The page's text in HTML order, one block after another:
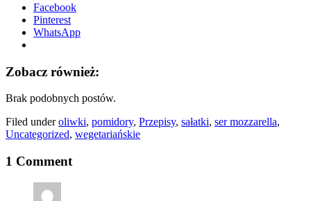
Facebook
Pinterest
WhatsApp
Zobacz również:
Brak podobnych postów.
Filed underoliwki, pomidory, Przepisy, sałatki, ser mozzarella,
Uncategorized, wegetariańskie
1 Comment